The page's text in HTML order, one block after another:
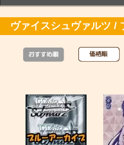
ヴァイスシュヴァルツ